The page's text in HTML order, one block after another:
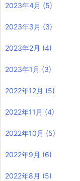
2023年4月 (5)
2023年3月 (3)
2023年2月 (4)
2023年1月 (3)
2022年12月 (5)
2022年11月 (4)
2022年10月 (5)
2022年9月 (6)
2022年8月 (5)